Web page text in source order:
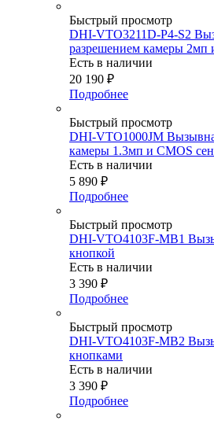
Быстрый просмотр
DHI-VTO3211D-P4-S2
разрешением камеры 2мп
Есть в наличии
20 190 ₽
Подробнее
Быстрый просмотр
DHI-VTO1000JM
камеры 1.3мп и CMOS
Есть в наличии
5 890 ₽
Подробнее
Быстрый просмотр
DHI-VTO4103F-MB1
кнопкой
Есть в наличии
3 390 ₽
Подробнее
Быстрый просмотр
DHI-VTO4103F-MB2
кнопками
Есть в наличии
3 390 ₽
Подробнее